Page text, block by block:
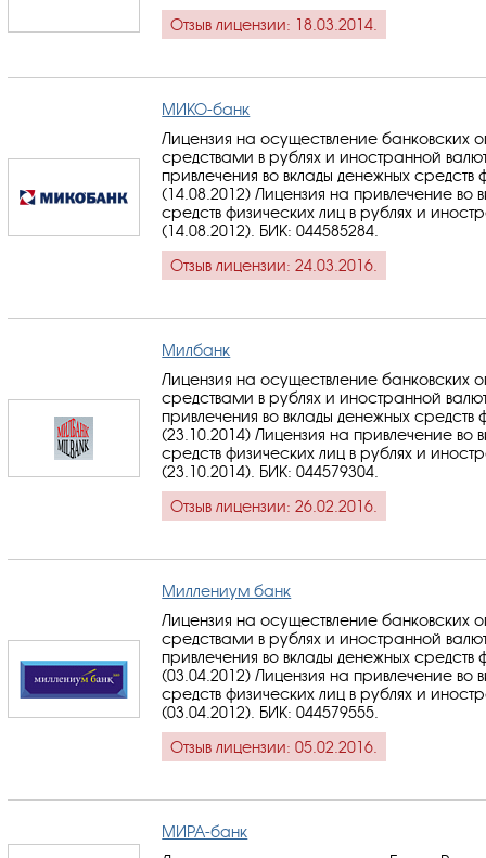
Отзыв лицензии: 18.03.2014.
МИКО-банк
Лицензия на осуществление банковских
средствами в рублях и иностранной
привлечения во вклады денежных средств
(14.08.2012) Лицензия на привлечение во
средств физических лиц в рублях и
(14.08.2012). БИК: 044585284
Отзыв лицензии: 24.03.2016.
Милбанк
Лицензия на осуществление банковских
средствами в рублях и иностранной
привлечения во вклады денежных средств
(23.10.2014) Лицензия на привлечение во
средств физических лиц в рублях и
(23.10.2014). БИК: 044579304
Отзыв лицензии: 26.02.2016.
Миллениум банк
Лицензия на осуществление банковских
средствами в рублях и иностранной
привлечения во вклады денежных средств
(03.04.2012) Лицензия на привлечение во
средств физических лиц в рублях и
(03.04.2012). БИК: 044579555
Отзыв лицензии: 05.02.2016.
МИРА-банк